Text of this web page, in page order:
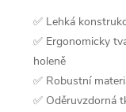
✅ Lehká
✅ Ergonomicky
holeně
✅ Robustní
✅ Oděruvzdorná